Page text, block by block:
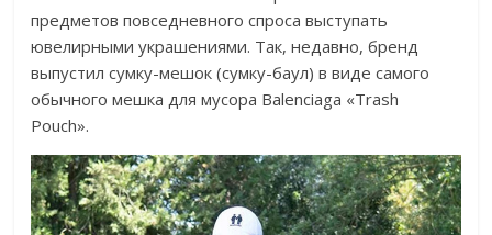
предметов повседневного спроса выступать
ювелирными украшениями. Так, недавно, бренд
выпустил сумку-мешок (сумку-баул) в виде самого
обычного мешка для мусора Balenciaga «Trash
Pouch».